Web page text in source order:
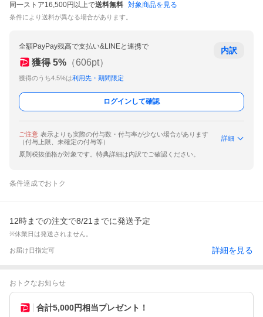
同一ストア16,500円以上で送料無料 対象商品を見る
条件により送料が異なる場合があります。
全額PayPay残高で支払い&LINEと連携で
獲得 5% （606pt）
獲得のうち4.5%は利用先・期間限定
内訳
ログインして確認
ご注意 表示よりも実際の付与数・付与率が少ない場合があります
（付与上限、未確定の付与等）
詳細
原則税抜価格が対象です。特典詳細は内訳でご確認ください。
条件達成でおトク
12時までの注文で8/21までに発送予定
※休業日は発送されません。
お届け日指定可 詳細を見る
おトクなお知らせ
合計5,000円相当プレゼント！